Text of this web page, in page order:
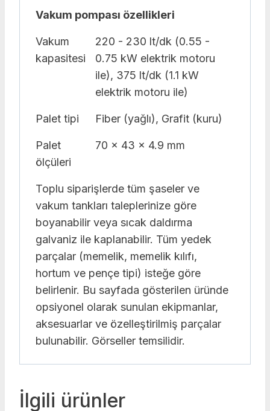
Vakum pompası özellikleri
Vakum
kapasitesi
220 - 230 lt/dk (0.55 -
0.75 kW elektrik motoru
ile), 375 lt/dk (1.1 kW
elektrik motoru ile)
Palet tipi Fiber (yağlı), Grafit (kuru)
Palet
ölçüleri
70 x 43 x 4.9 mm
Toplu siparişlerde tüm şaseler ve
vakum tankları taleplerinize göre
boyanabilir veya sıcak daldırma
galvaniz ile kaplanabilir. Tüm yedek
parçalar (memelik, memelik kılıfı,
hortum ve pençe tipi) isteğe göre
belirlenir. Bu sayfada gösterilen üründe
opsiyonel olarak sunulan ekipmanlar,
aksesuarlar ve özelleştirilmiş parçalar
bulunabilir. Görseller temsilidir.
İlgili ürünler